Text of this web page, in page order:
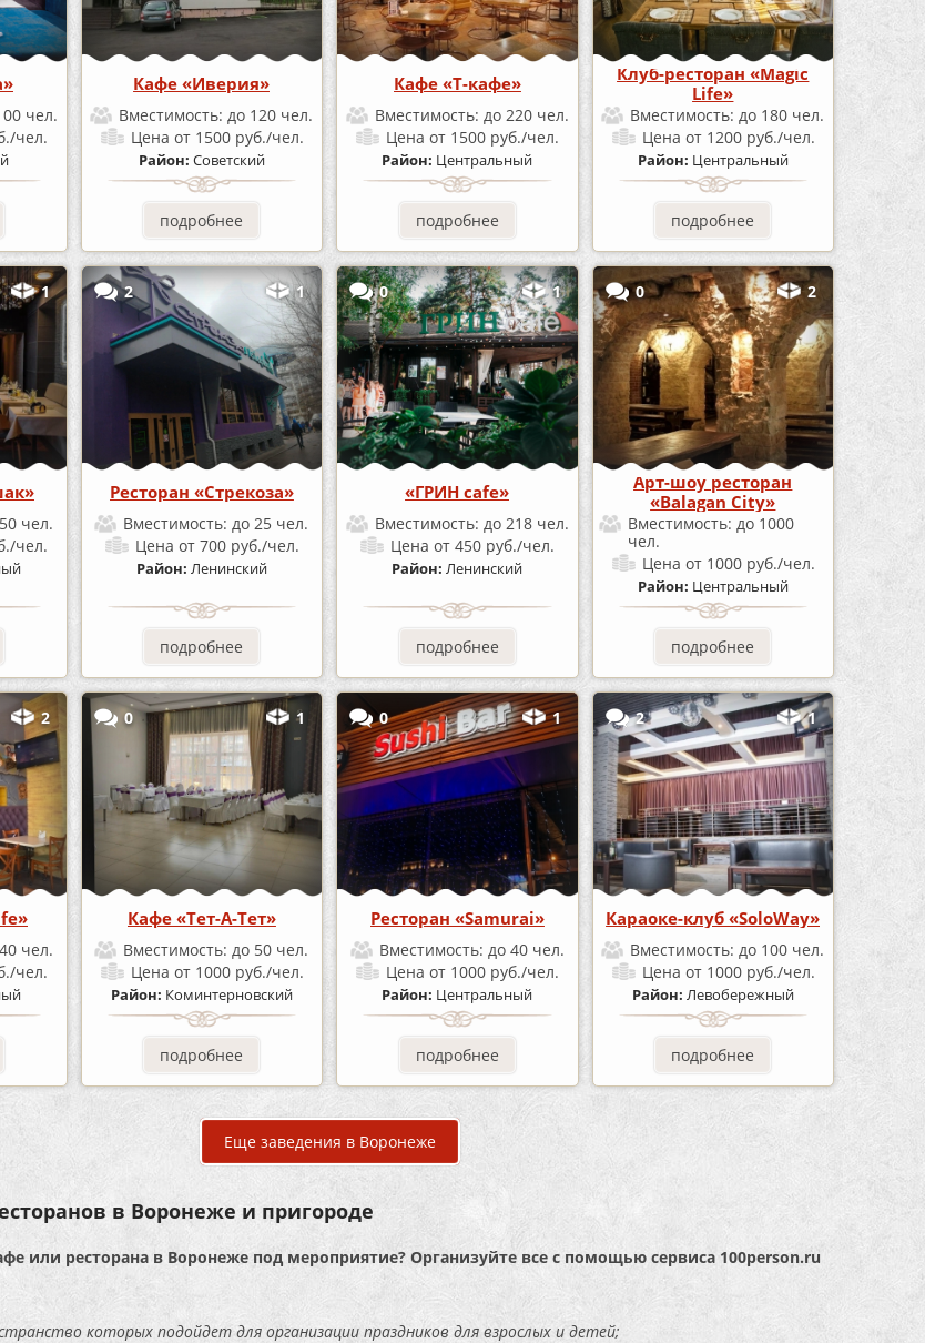
чел.
чел.
Кафе «Иверия»
Вместимость: до 120 чел.
Цена от 1500 руб./чел.
Район: Советский
подробнее
Кафе «Т-кафе»
Вместимость: до 220 чел.
Ценаот 1500 руб./чел.
Район: Центральный
подробнее
Клуб-ресторан «Magic
Life»
Вместимость: до 180 чел.
Цена от 1200 руб./чел.
Район: Центральный
подробнее
1
чел.
чел.
2 1
Ресторан «Стрекоза»
Вместимость: до 25 чел.
Цена от 700 руб./чел.
Район: Ленинский
подробнее
0 1
«ГРИН cafe»
Вместимость: до 218 чел.
Ценаот 450 руб./чел.
Район:Ленинский
подробнее
0 2
Арт-шоу ресторан
«Balagan City»
Вместимость: до 1000
чел.
Цена от 1000 руб./чел.
Район: Центральный
подробнее
2
чел.
чел.
0 1
Кафе «Тет-А-Тет»
Вместимость: до 50 чел.
Цена от 1000 руб./чел.
Район: Коминтерновский
подробнее
0 1
Ресторан «Samurai»
Вместимость: до 40 чел.
Ценаот 1000 руб./чел.
Район: Центральный
подробнее
2 1
Караоке-клуб «SoloWay»
Вместимость: до 100 чел.
Цена от 1000 руб./чел.
Район: Левобережный
подробнее
Еще заведения в Воронеже
в Воронеже и пригороде
или ресторана в Воронеже под мероприятие? Организуйте все с помощью сервиса 100person.ru
которых подойдет для организации праздников для взрослых и детей;